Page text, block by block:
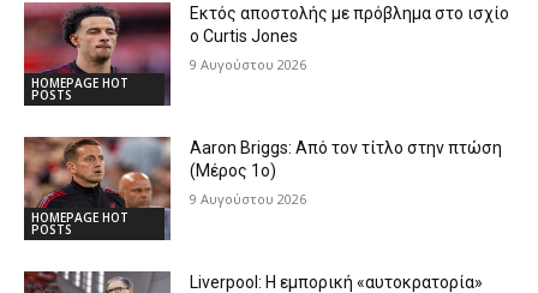
HOMEPAGE HOT
POSTS
Εκτός αποστολής με πρόβλημα στο ισχίο
ο Curtis Jones
9 Αυγούστου 2026
HOMEPAGE HOT
POSTS
Aaron Briggs: Από τον τίτλο στην πτώση
(Μέρος 1ο)
9 Αυγούστου 2026
Liverpool: Η εμπορική «αυτοκρατορία»